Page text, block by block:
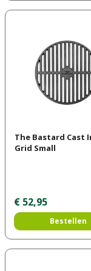
The Bastard Cast
Grid Small
€ 52,95
Bestellen